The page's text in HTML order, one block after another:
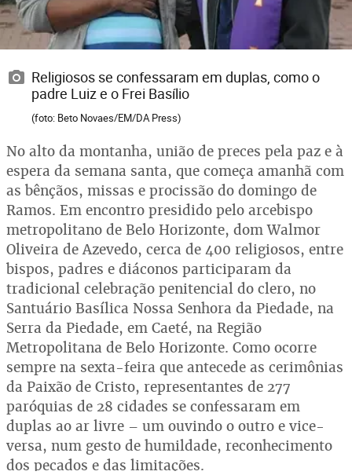
Religiosos se confessaram em duplas, como o
padre Luiz e o Frei Basílio
(foto: Beto Novaes/EM/DA Press)
No alto da montanha, união de preces pela paz e à
espera da semana santa, que começa amanhã com
as bênçãos, missas e procissão do domingo de
Ramos. Em encontro presidido pelo arcebispo
metropolitano de Belo Horizonte, dom Walmor
Oliveira de Azevedo, cerca de 400 religiosos, entre
bispos, padres e diáconos participaram da
tradicional celebração penitencial do clero, no
Santuário Basílica Nossa Senhora da Piedade, na
Serra da Piedade, em Caeté, na Região
Metropolitana de Belo Horizonte. Como ocorre
sempre na sexta-feira que antecede as cerimônias
da Paixão de Cristo, representantes de 277
paróquias de 28 cidades se confessaram em
duplas ao ar livre – um ouvindo o outro e vice-
versa, num gesto de humildade, reconhecimento
dos pecados e das limitações.